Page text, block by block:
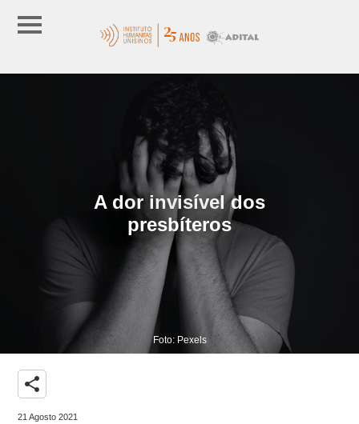
A dor invisível dos
presbíteros
Foto: Pexels
share
21 Agosto 2021